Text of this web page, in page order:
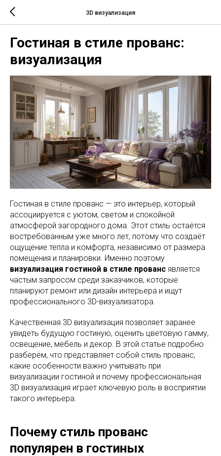
3D визуализация
Гостиная в стиле прованс:
визуализация
Гостиная в стиле прованс — это интерьер, который
ассоциируется с уютом, светом и спокойной
атмосферой загородного дома. Этот стиль остаётся
востребованным уже много лет, потому что создаёт
ощущение тепла и комфорта, независимо от размера
помещения и планировки. Именно поэтому
визуализация гостиной в стиле прованс является
частым запросом среди заказчиков, которые
планируют ремонт или дизайн интерьера и ищут
профессионального 3D-визуализатора.
Качественная 3D визуализация позволяет заранее
увидеть будущую гостиную, оценить цветовую гамму,
освещение, мебель и декор. В этой статье подробно
разберём, что представляет собой стиль прованс,
какие особенности важно учитывать при
визуализации гостиной и почему профессиональная
3D визуализация играет ключевую роль в восприятии
такого интерьера.
Почему стиль прованс
популярен в гостиных